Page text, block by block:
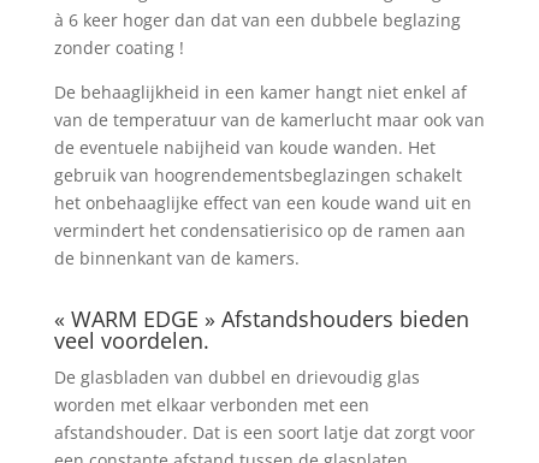
à 6 keer hoger dan dat van een dubbele beglazing
zonder coating !
De behaaglijkheid in een kamer hangt niet enkel af
van de temperatuur van de kamerlucht maar ook van
de eventuele nabijheid van koude wanden. Het
gebruik van hoogrendementsbeglazingen schakelt
het onbehaaglijke effect van een koude wand uit en
vermindert het condensatierisico op de ramen aan
de binnenkant van de kamers.
« WARM EDGE » Afstandshouders bieden
veel voordelen.
De glasbladen van dubbel en drievoudig glas
worden met elkaar verbonden met een
afstandshouder. Dat is een soort latje dat zorgt voor